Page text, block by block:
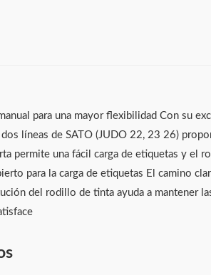
para una mayor flexibilidad Con su
líneas de SATO (JUDO 22, 23 26)
permite una fácil carga de etiquetas y el
para la carga de etiquetas El camino
del rodillo de tinta ayuda a mantener